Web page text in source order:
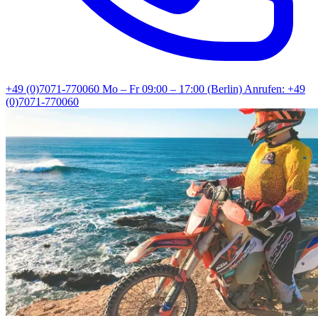
+49 (0)7071-770060 Mo – Fr 09:00 – 17:00 (Berlin)Anrufen: +49
(0)7071-770060